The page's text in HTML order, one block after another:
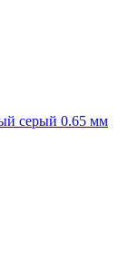
серый 0.65 мм